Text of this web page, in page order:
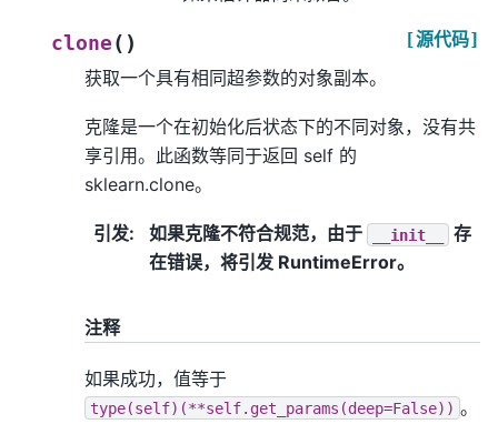
clone ( ) [源代码]
获取一个具有相同超参数的对象副本。
克隆是一个在初始化后状态下的不同对象，没有共
享引用。此函数等同于返回 self 的
sklearn.clone。
引发: 如果克隆不符合规范，由于 __init__
存
在错误，将引发 RuntimeError。
注释
如果成功，值等于
type(self)(**self.get_params(deep=False)) 。